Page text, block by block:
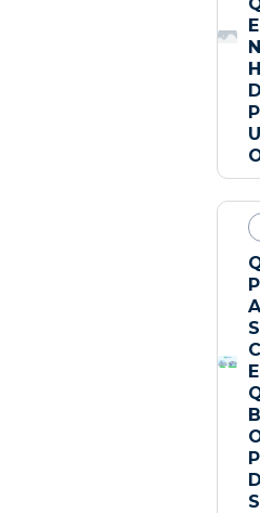
A
E